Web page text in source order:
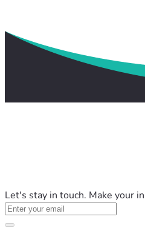
Let's stay in touch. Make your